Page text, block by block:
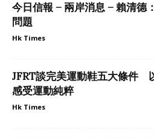
今日信報 – 兩岸消息 – 賴清德
問題
Hk Times
JFRT談完美運動鞋五大條件
感受運動純粹
Hk Times